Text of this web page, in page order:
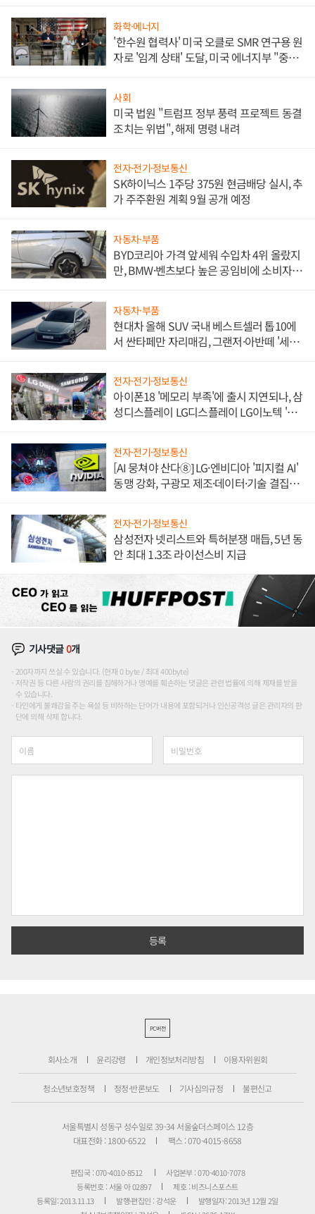
화학·에너지
'한수원 협력사' 미국 오클로 SMR 연구용 원
자로 '임계 상태' 도달, 미국 에너지부 "중요
사회
미국 법원 "트럼프 정부 풍력 프로젝트 동결
조치는 위법", 해제 명령 내려
전자·전기·정보통신
SK하이닉스 1주당 375원 현금배당 실시, 추
가 주주환원 계획 9월 공개 예정
자동차·부품
BYD코리아 가격 앞세워 수입차 4위 올랐지
만, BMW·벤츠보다 높은 공임비에 소비자
자동차·부품
현대차 올해 SUV 국내 베스트셀러 톱10에
서 싼타페만 자리매김, 그랜저·아반떼 '세단
전자·전기·정보통신
아이폰18 '메모리 부족'에 출시 지연되나, 삼
성디스플레이 LG디스플레이 LG이노텍 '탈
전자·전기·정보통신
[AI 뭉쳐야 산다⑧] LG·엔비디아 '피지컬 AI'
동맹 강화, 구광모 제조·데이터·기술 결집
전자·전기·정보통신
삼성전자 넷리스트와 특허분쟁 매듭, 5년 동
안 최대 1.3조 라이선스비 지급
기사댓글0개
200자까지 쓰실 수 있습니다. (현재 0 byte / 최대 400byte)
저작권 등 다른 사람의 권리를 침해하거나 명예를 훼손하는 댓글은 관련 법률에 의해 제재를 받을
수 있습니다.
타인에게 불쾌감을 주는 욕설 등 비하하는 단어가 내용에 포함되거나 인신공격성 글은 관리자의 판
단에 의해 삭제 합니다.
PC버전
회사소개 윤리강령 개인정보처리방침 이용자위원회
청소년보호정책 정정·반론보도 기사심의규정 불편신고
서울특별시 성동구 성수일로 39-34 서울숲더스페이스 12층
대표전화 : 1800-6522
팩스 : 070-4015-8658
편집국 : 070-4010-8512
사업본부 : 070-4010-7078
등록번호 : 서울 아 02897
제호 : 비즈니스포스트
등록일: 2013.11.13
발행·편집인 : 강석운
발행일자: 2013년 12월 2일